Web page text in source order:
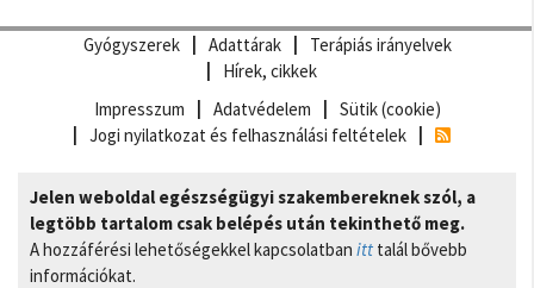
Gyógyszerek Adattárak
Terápiás irányelvek
Hírek, cikkek
Impresszum
Adatvédelem
Sütik (cookie)
Jogi nyilatkozat és felhasználási feltételek
Jelen weboldal egészségügyi szakembereknek szól, a
legtöbb tartalom csak belépés után tekinthető meg.
A hozzáférési lehetőségekkel kapcsolatban itt talál bővebb
információkat.